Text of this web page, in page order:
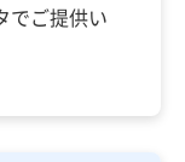
でご提供い